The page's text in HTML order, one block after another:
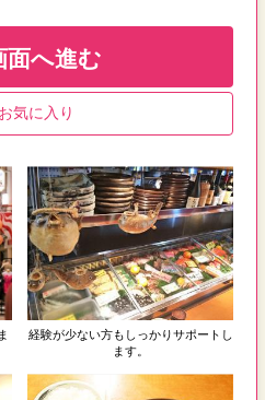
面へ進む
お気に入り
経験が少ない方もしっかりサポートし
ます。